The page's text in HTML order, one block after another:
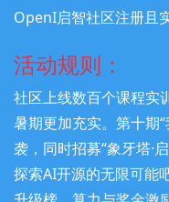
liyuanqing
mx1502
OpenI启智社区注册且
活动规则：
社区上线数百个课程实
暑期更加充实。第十期
袭，同时招募“象牙塔·
探索AI开源的无限可能